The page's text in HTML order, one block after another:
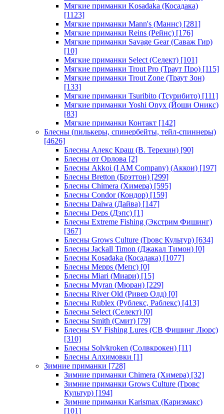
Мягкие приманки Kosadaka (Косадака)
[1123]
Мягкие приманки Mann's (Маннс) [281]
Мягкие приманки Reins (Рейнс) [176]
Мягкие приманки Savage Gear (Саваж Гир)
[10]
Мягкие приманки Select (Селект) [101]
Мягкие приманки Trout Pro (Траут Про) [115]
Мягкие приманки Trout Zone (Траут Зон)
[133]
Мягкие приманки Tsuribito (Тсурибито) [111]
Мягкие приманки Yoshi Onyx (Йоши Оникс)
[83]
Мягкие приманки Контакт [142]
Блесны (пилькеры, спинербейты, тейл-спиннеры)
[4626]
Блесны Алекс Краш (В. Терехин) [90]
Блесны от Орлова [2]
Блесны Akkoi (I AM Company) (Аккои) [197]
Блесны Bretton (Брэттон) [299]
Блесны Chimera (Химера) [595]
Блесны Condor (Кондор) [159]
Блесны Daiwa (Дайва) [147]
Блесны Deps (Дэпс) [1]
Блесны Extreme Fishing (Экстрим Фишинг)
[367]
Блесны Grows Culture (Гровс Культур) [634]
Блесны Jackall Timon (Джакал Тимон) [0]
Блесны Kosadaka (Косадака) [1077]
Блесны Mepps (Мепс) [0]
Блесны Miari (Миари) [15]
Блесны Myran (Мюран) [229]
Блесны River Old (Ривер Олд) [0]
Блесны Rublex (Рублекс, Раблекс) [413]
Блесны Select (Селект) [0]
Блесны Smith (Смит) [79]
Блесны SV Fishing Lures (СВ Фишинг Люрс)
[310]
Блесны Solvkroken (Солвкрокен) [11]
Блесны Алхимовки [1]
Зимние приманки [728]
Зимние приманки Chimera (Химера) [32]
Зимние приманки Grows Culture (Гровс
Культур) [194]
Зимние приманки Karismax (Каризмакс)
[101]